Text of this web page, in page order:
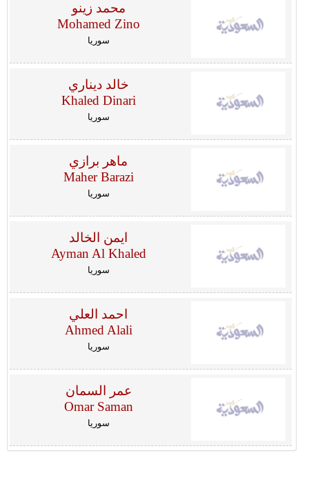
محمد زينو
Mohamed Zino
سوريا
خالد ديناري
Khaled Dinari
سوريا
ماهر برازي
Maher Barazi
سوريا
ايمن الخالد
Ayman Al Khaled
سوريا
احمد العلي
Ahmed Alali
سوريا
عمر السمان
Omar Saman
سوريا